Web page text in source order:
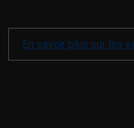
En savoir plus sur les